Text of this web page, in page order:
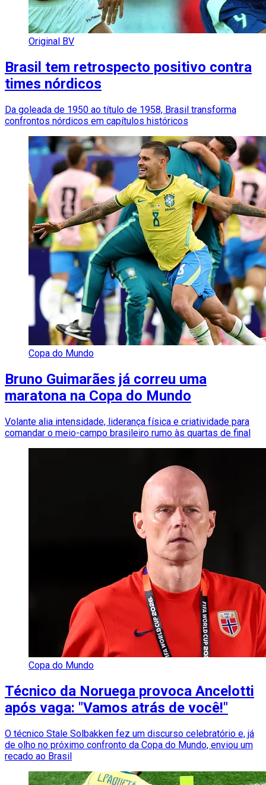
Original BV
Brasil tem retrospecto positivo contra
times nórdicos
Da goleada de 1950 ao título de 1958, Brasil transforma
confrontos nórdicos em capítulos históricos
Copa do Mundo
Bruno Guimarães já correu uma
maratona na Copa do Mundo
Volante alia intensidade, liderança física e criatividade para
comandar o meio-campo brasileiro rumo às quartas de final
Copa do Mundo
Técnico da Noruega provoca Ancelotti
após vaga: "Vamos atrás de você!"
O técnico Stale Solbakken fez um discurso celebratório e, já
de olho no próximo confronto da Copa do Mundo, enviou um
recado ao Brasil